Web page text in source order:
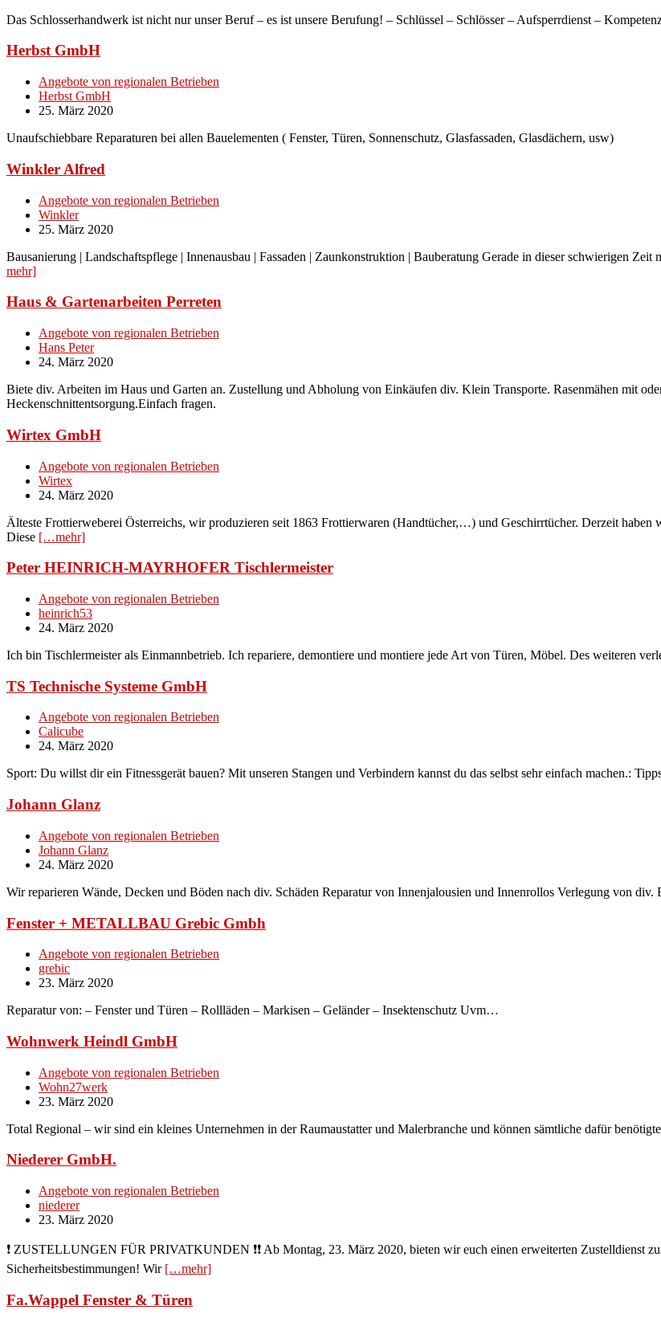
Das Schlosserhandwerk ist nicht nur unser Beruf – es ist unsere Berufung! – Schlüssel – Schlösser – Aufsperrdienst –
Herbst GmbH
Angebote von regionalen Betrieben
Herbst GmbH
25. März 2020
Unaufschiebbare Reparaturen bei allen Bauelementen ( Fenster, Türen, Sonnenschutz, Glasfassaden, Glasdächern, usw)
Winkler Alfred
Angebote von regionalen Betrieben
Winkler
25. März 2020
Bausanierung | Landschaftspflege | Innenausbau | Fassaden | Zaunkonstruktion | Bauberatung Gerade in dieser schwierigen
mehr]
Haus & Gartenarbeiten Perreten
Angebote von regionalen Betrieben
Hans Peter
24. März 2020
Biete div. Arbeiten im Haus und Garten an. Zustellung und Abholung von Einkäufen div. Klein Transporte. Rasenmähen mit
Heckenschnittentsorgung.Einfach fragen.
Wirtex GmbH
Angebote von regionalen Betrieben
Wirtex
24. März 2020
Älteste Frottierweberei Österreichs, wir produzieren seit 1863 Frottierwaren (Handtücher,…) und Geschirrtücher. Derzeit
Diese […mehr]
Peter HEINRICH-MAYRHOFER Tischlermeister
Angebote von regionalen Betrieben
heinrich53
24. März 2020
Ich bin Tischlermeister als Einmannbetrieb. Ich repariere, demontiere und montiere jede Art von Türen, Möbel. Des weiteren
TS Technische Systeme GmbH
Angebote von regionalen Betrieben
Calicube
24. März 2020
Sport: Du willst dir ein Fitnessgerät bauen? Mit unseren Stangen und Verbindern kannst du das selbst sehr einfach machen.:
Johann Glanz
Angebote von regionalen Betrieben
Johann Glanz
24. März 2020
Wir reparieren Wände, Decken und Böden nach div. Schäden Reparatur von Innenjalousien und Innenrollos Verlegung von
Fenster + METALLBAU Grebic Gmbh
Angebote von regionalen Betrieben
grebic
23. März 2020
Reparatur von: – Fenster und Türen – Rollläden – Markisen – Geländer – Insektenschutz Uvm…
Wohnwerk Heindl GmbH
Angebote von regionalen Betrieben
Wohn27werk
23. März 2020
Total Regional – wir sind ein kleines Unternehmen in der Raumaustatter und Malerbranche und können sämtliche dafür
Niederer GmbH.
Angebote von regionalen Betrieben
niederer
23. März 2020
❗️ ZUSTELLUNGEN FÜR PRIVATKUNDEN ❗️❗️ Ab Montag, 23. März 2020, bieten wir euch einen erweiterten Zustelldienst
Sicherheitsbestimmungen! Wir […mehr]
Fa.Wappel Fenster & Türen